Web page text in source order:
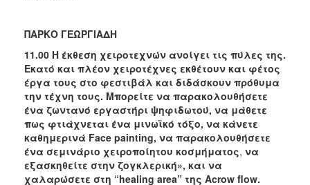
ΠΑΡΚΟ ΓΕΩΡΓΙΑΔΗ
11.00 Η έκθεση χειροτεχνών ανοίγει τις πύλες της.
Eκατό και πλέον χειροτέχνες εκθέτουν και φέτος
έργα τους στο φεστιβάλ και διδάσκουν πρόθυμα
την τέχνη τους. Μπορείτε να παρακολουθήσετε
ένα ζωντανό εργαστήρι ψηφιδωτού, να μάθετε
πως φτιάχνεται ένα μινωϊκό τόξο, να κάνετε
καθημερινά Face painting, να παρακολουθήσετε
ένα σεμινάριο χειροποίητου κοσμήματος, να
εξασκηθείτε στην ζογκλερική», και να
χαλαρώσετε στη “healing area” της Acrow flow.